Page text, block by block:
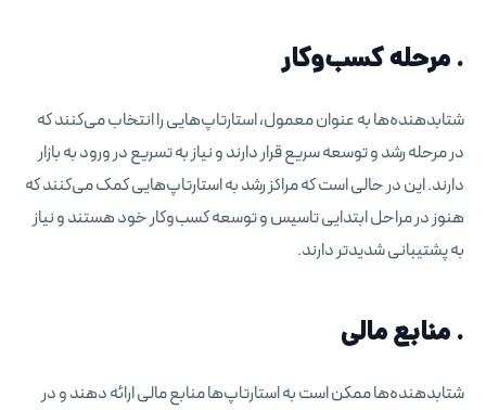
. مرحله کسب‌وکار
شتابدهنده‌ها به عنوان معمول، استارتاپ‌هایی را انتخاب می‌کنند که
در مرحله رشد و توسعه سریع قرار دارند و نیاز به تسریع در ورود به بازار
دارند. این در حالی است که مراکز رشد به استارتاپ‌هایی کمک می‌کنند که
هنوز در مراحل ابتدایی تاسیس و توسعه کسب‌وکار خود هستند و نیاز
به پشتیبانی شدید‌تر دارند.
. منابع مالی
شتابدهنده‌ها ممکن است به استارتاپ‌ها منابع مالی ارائه دهند و در